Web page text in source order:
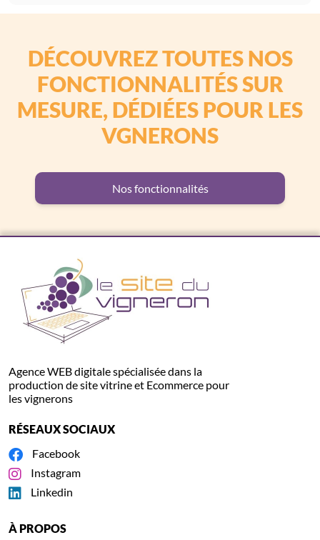
DÉCOUVREZ TOUTES NOS
FONCTIONNALITÉS SUR
MESURE, DÉDIÉES POUR LES
VGNERONS
Nos fonctionnalités
Agence WEB digitale spécialisée dans la
production de site vitrine et Ecommerce pour
les vignerons
RÉSEAUX SOCIAUX
Facebook
Instagram
Linkedin
À PROPOS